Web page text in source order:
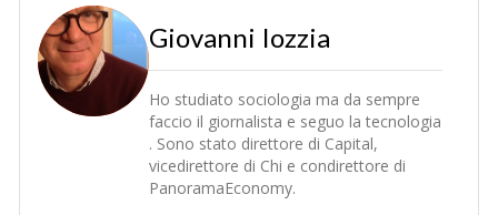
Giovanni Iozzia
Ho studiato sociologia ma da sempre
faccio il giornalista e seguo la tecnologia
. Sono stato direttore di Capital,
vicedirettore di Chi e condirettore di
PanoramaEconomy.